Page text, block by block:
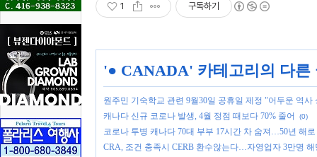
1 구독하기
'● CANADA' 카테고리의 다른
원주민 기숙학교 관련 9월30일 공휴일 제정 "어두운 역사
캐나다 신규 코로나 발생, 4월 정점 때보다 70% 줄어
(0)
코로나 투병 캐나다 70대 부부 17시간 차 숨져…50년 해로
CRA, 조건 충족시 CERB 환수않는다…자영업자 3만명 해